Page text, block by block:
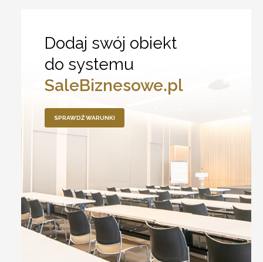
Dodaj swój obiekt
do systemu
SaleBiznesowe.pl
SPRAWDŹ WARUNKI